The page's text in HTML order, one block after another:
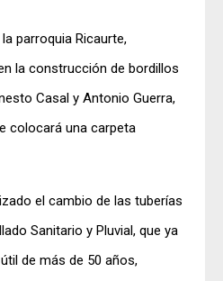
parroquia Ricaurte,
la construcción de bordillos
Casal y Antonio Guerra,
colocará una carpeta
el cambio de las tuberías
Sanitario y Pluvial, que ya
de más de 50 años,